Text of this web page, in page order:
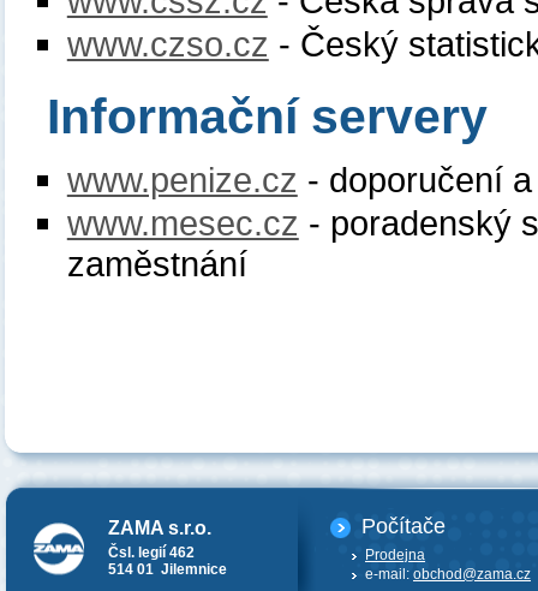
www.czso.cz - Český
Informační servery
www.penize.cz - doporučení
www.mesec.cz - poradenský
zaměstnání
Počítače
Prodejna
e-mail: obchod@zama.cz
ZAMA s.r.o.
Čsl. legií 462
514 01 Jilemnice